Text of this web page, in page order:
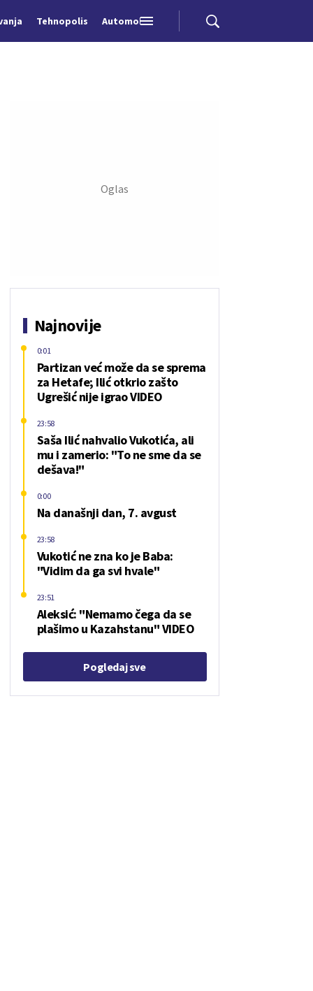
Tehnopolis Automobili
Najnovije
Partizan već može da se sprema
za Hetafe; Ilić otkrio zašto
Ugrešić nije igrao VIDEO
0:01
Saša Ilić nahvalio Vukotića, ali
mu i zamerio: "To ne sme da se
dešava!"
23:58
Na današnji dan, 7. avgust
0:00
Vukotić ne zna ko je Baba:
"Vidim da ga svi hvale"
23:58
Aleksić: "Nemamo čega da se
plašimo u Kazahstanu" VIDEO
23:51
Pogledaj sve